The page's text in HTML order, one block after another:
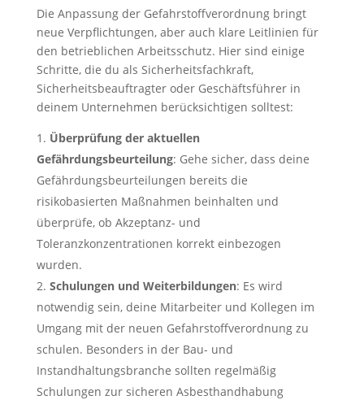
Die Anpassung der Gefahrstoffverordnung bringt
neue Verpflichtungen, aber auch klare Leitlinien für
den betrieblichen Arbeitsschutz. Hier sind einige
Schritte, die du als Sicherheitsfachkraft,
Sicherheitsbeauftragter oder Geschäftsführer in
deinem Unternehmen berücksichtigen solltest:
Überprüfung der aktuellen
Gefährdungsbeurteilung: Gehe sicher, dass deine
Gefährdungsbeurteilungen bereits die
risikobasierten Maßnahmen beinhalten und
überprüfe, ob Akzeptanz- und
Toleranzkonzentrationen korrekt einbezogen
wurden.
Schulungen und Weiterbildungen: Es wird
notwendig sein, deine Mitarbeiter und Kollegen im
Umgang mit der neuen Gefahrstoffverordnung zu
schulen. Besonders in der Bau- und
Instandhaltungsbranche sollten regelmäßig
Schulungen zur sicheren Asbesthandhabung